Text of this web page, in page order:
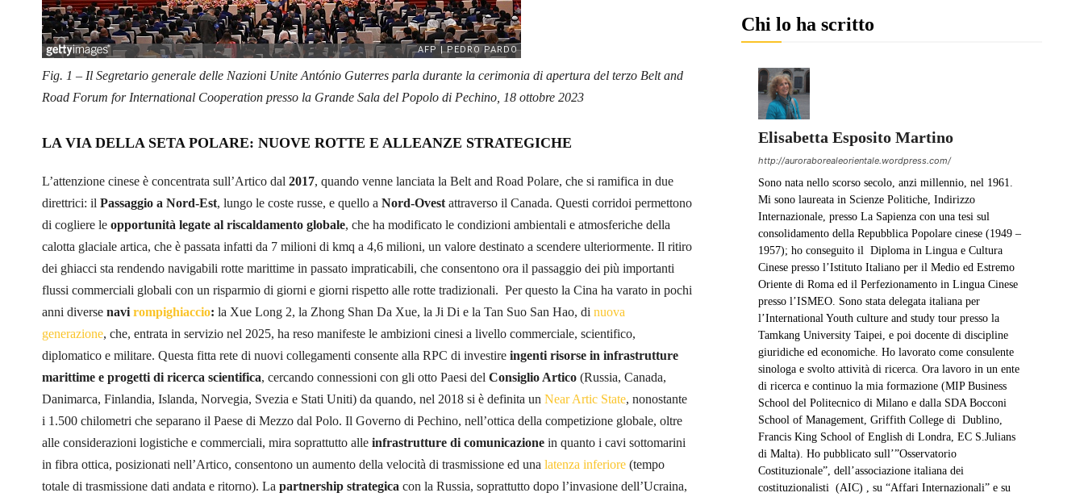
Fig. 1 – Il Segretario generale delle Nazioni Unite António Guterres parla durante la cerimonia di apertura del terzo Belt and
Road Forum for International Cooperation presso la Grande Sala del Popolo di Pechino, 18 ottobre 2023
LA VIA DELLA SETA POLARE: NUOVE ROTTE E ALLEANZE STRATEGICHE
L’attenzione cinese è concentrata sull’Artico dal 2017, quando venne lanciata la Belt and Road Polare, che si ramifica in due
direttrici: il Passaggio a Nord-Est, lungo le coste russe, e quello a Nord-Ovest attraverso il Canada. Questi corridoi permettono
di cogliere le opportunità legate al riscaldamento globale, che ha modificato le condizioni ambientali e atmosferiche della
calotta glaciale artica, che è passata infatti da 7 milioni di kmq a 4,6 milioni, un valore destinato a scendere ulteriormente. Il ritiro
dei ghiacci sta rendendo navigabili rotte marittime in passato impraticabili, che consentono ora il passaggio dei più importanti
flussi commerciali globali con un risparmio di giorni e giorni rispetto alle rotte tradizionali. Per questo la Cina ha varato in pochi
anni diverse navi rompighiaccio: la Xue Long 2, la Zhong Shan Da Xue, la Ji Di e la Tan Suo San Hao, di nuova
generazione, che, entrata in servizio nel 2025, ha reso manifeste le ambizioni cinesi a livello commerciale, scientifico,
diplomatico e militare. Questa fitta rete di nuovi collegamenti consente alla RPC di investire ingenti risorse in infrastrutture
marittime e progetti di ricerca scientifica, cercando connessioni con gli otto Paesi del Consiglio Artico (Russia, Canada,
Danimarca, Finlandia, Islanda, Norvegia, Svezia e Stati Uniti) da quando, nel 2018 si è definita un Near Artic State, nonostante
i 1.500 chilometri che separano il Paese di Mezzo dal Polo. Il Governo di Pechino, nell’ottica della competizione globale, oltre
alle considerazioni logistiche e commerciali, mira soprattutto alle infrastrutture di comunicazione in quanto i cavi sottomarini
in fibra ottica, posizionati nell’Artico, consentono un aumento della velocità di trasmissione ed una latenza inferiore (tempo
totale di trasmissione dati andata e ritorno). La partnership strategica con la Russia, soprattutto dopo l’invasione dell’Ucraina,
Chi lo ha scritto
Elisabetta Esposito Martino
http://auroraborealeorientale.wordpress.com/
Sono nata nello scorso secolo, anzi millennio, nel 1961.
Mi sono laureata in Scienze Politiche, Indirizzo
Internazionale, presso La Sapienza con una tesi sul
consolidamento della Repubblica Popolare cinese (1949 –
1957); ho conseguito il Diploma in Lingua e Cultura
Cinese presso l’Istituto Italiano per il Medio ed Estremo
Oriente di Roma ed il Perfezionamento in Lingua Cinese
presso l’ISMEO. Sono stata delegata italiana per
l’International Youth culture and study tour presso la
Tamkang University Taipei, e poi docente di discipline
giuridiche ed economiche. Ho lavorato come consulente
sinologa e svolto attività di ricerca. Ora lavoro in un ente
di ricerca e continuo la mia formazione (MIP Business
School del Politecnico di Milano e dalla SDA Bocconi
School of Management, Griffith College di Dublino,
Francis King School of English di Londra, EC S.Julians
di Malta). Ho pubblicato sull’”Osservatorio
Costituzionale”, dell’associazione italiana dei
costituzionalisti (AIC) , su “Affari Internazionali” e su